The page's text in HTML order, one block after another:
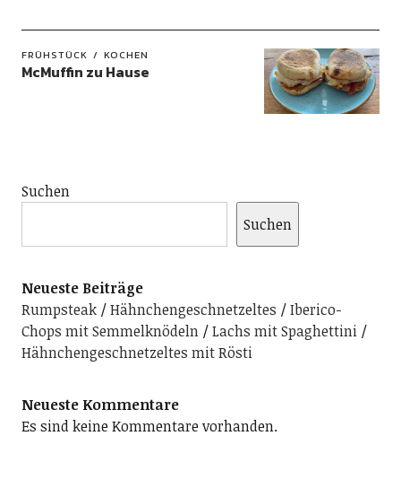
FRÜHSTÜCK KOCHEN
McMuffin zu Hause
Suchen
Suchen
Neueste Beiträge
Rumpsteak
Hähnchengeschnetzeltes
Iberico-
Chops mit Semmelknödeln
Lachs mit Spaghettini
Hähnchengeschnetzeltes mit Rösti
Neueste Kommentare
Es sind keine Kommentare vorhanden.